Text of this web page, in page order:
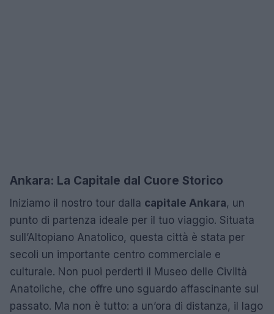
Ankara: La Capitale dal Cuore Storico
Iniziamo il nostro tour dalla capitale Ankara, un
punto di partenza ideale per il tuo viaggio. Situata
sull’Altopiano Anatolico, questa città è stata per
secoli un importante centro commerciale e
culturale. Non puoi perderti il Museo delle Civiltà
Anatoliche, che offre uno sguardo affascinante sul
passato. Ma non è tutto: a un’ora di distanza, il lago